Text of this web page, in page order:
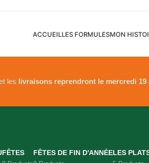
ACCUEILLES FORMULESMON
les livraisons reprendront le mercredi 19
FÊTES FÊTES DE FIN D'ANNÉELES